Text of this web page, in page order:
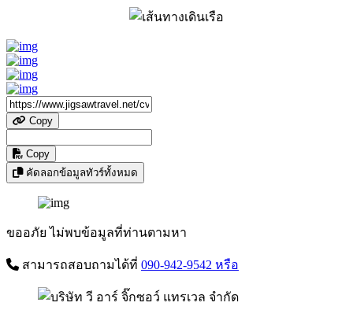
Copy
Copy
คัดลอกข้อมูลทัวร์ทั้งหมด
ขออภัย ไม่พบข้อมูลที่ท่านตามหา
สามารถสอบถามได้ที่ 090-942-9542 หรือ